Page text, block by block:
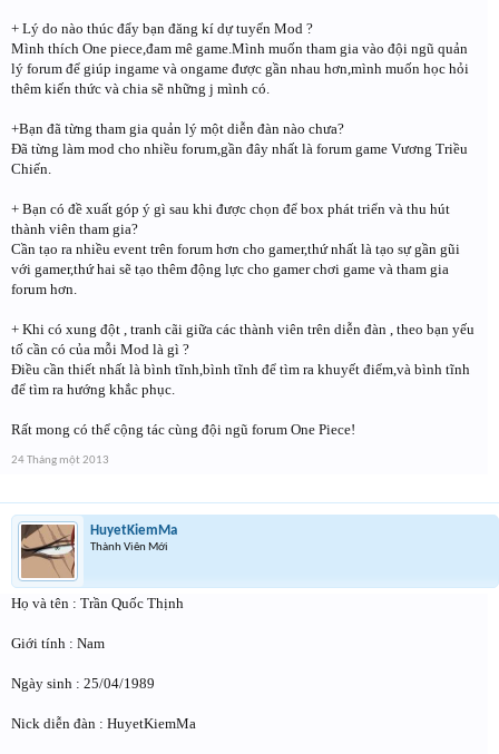
+ Lý do nào thúc đẩy bạn đăng kí dự tuyển Mod ?
Mình thích One piece,đam mê game.Mình muốn tham gia vào đội ngũ quản
lý forum để giúp ingame và ongame được gần nhau hơn,mình muốn học hỏi
thêm kiến thức và chia sẽ những j mình có.
+Bạn đã từng tham gia quản lý một diễn đàn nào chưa?
Đã từng làm mod cho nhiều forum,gần đây nhất là forum game Vương Triều
Chiến.
+ Bạn có đề xuất góp ý gì sau khi được chọn để box phát triển và thu hút
thành viên tham gia?
Cần tạo ra nhiều event trên forum hơn cho gamer,thứ nhất là tạo sự gần gũi
với gamer,thứ hai sẽ tạo thêm động lực cho gamer chơi game và tham gia
forum hơn.
+ Khi có xung đột , tranh cãi giữa các thành viên trên diễn đàn , theo bạn yếu
tố cần có của mỗi Mod là gì ?
Điều cần thiết nhất là bình tĩnh,bình tĩnh để tìm ra khuyết điểm,và bình tĩnh
để tìm ra hướng khắc phục.
Rất mong có thể cộng tác cùng đội ngũ forum One Piece!
24 Tháng một 2013
HuyetKiemMa
Thành Viên Mới
Họ và tên : Trần Quốc Thịnh
Giới tính : Nam
Ngày sinh : 25/04/1989
Nick diễn đàn : HuyetKiemMa